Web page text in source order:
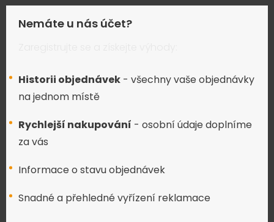
Nemáte u nás účet?
Historii objednávek - všechny vaše objednávky
na jednom místě
Rychlejší nakupování - osobní údaje doplníme
za vás
Informace o stavu objednávek
Snadné a přehledné vyřízení reklamace